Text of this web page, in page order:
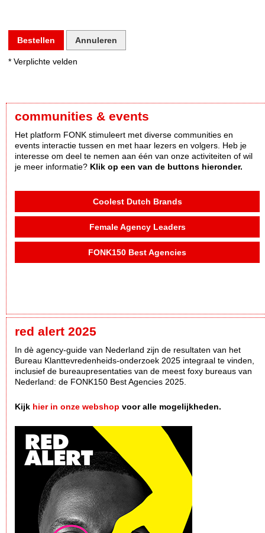
Bestellen Annuleren
* Verplichte velden
communities & events
Het platform FONK stimuleert met diverse communities en
events interactie tussen en met haar lezers en volgers. Heb je
interesse om deel te nemen aan één van onze activiteiten of wil
je meer informatie? Klik op een van de buttons hieronder.
Coolest Dutch Brands
Female Agency Leaders
FONK150 Best Agencies
red alert 2025
In dè agency-guide van Nederland zijn de resultaten van het
Bureau Klanttevredenheids-onderzoek 2025 integraal te vinden,
inclusief de bureaupresentaties van de meest foxy bureaus van
Nederland: de FONK150 Best Agencies 2025.
Kijk hier in onze webshop voor alle mogelijkheden.